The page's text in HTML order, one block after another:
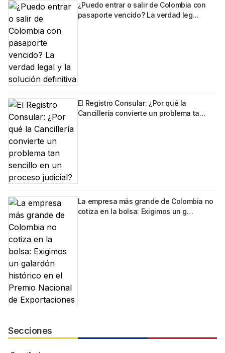
¿Puedo entrar o salir de Colombia con
pasaporte vencido? La verdad leg…
El Registro Consular: ¿Por qué la
Cancillería convierte un problema ta…
La empresa más grande de Colombia no
cotiza en la bolsa: Exigimos un g…
Secciones